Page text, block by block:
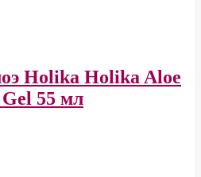
Holika Holika Aloe
55 мл